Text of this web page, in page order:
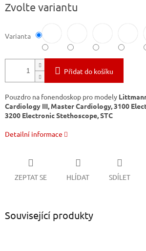
cena:
Zvolte variantu
Varianta
Přidat do košíku
Pouzdro na fonendoskop pro modely
Cardiology III, Master Cardiology, 3100
3200 Electronic Stethoscope, STC
Detailní informace
ZEPTAT SE HLÍDAT SDÍLET
Související produkty